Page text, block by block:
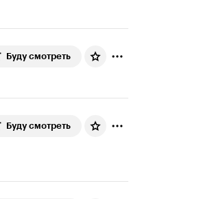
Буду смотреть
Буду смотреть